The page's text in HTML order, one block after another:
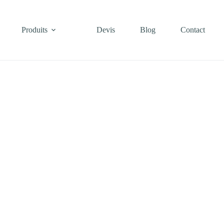
Produits Devis Blog Contact